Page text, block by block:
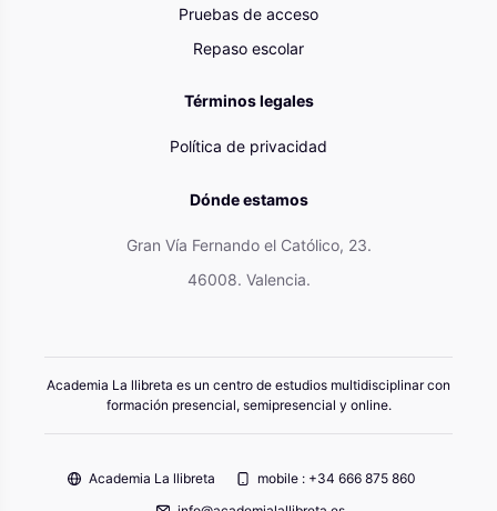
Pruebas de acceso
Repaso escolar
Términos legales
Política de privacidad
Dónde estamos
Gran Vía Fernando el Católico, 23.
46008. Valencia.
Academia La llibreta es un centro de estudios multidisciplinar con
formación presencial, semipresencial y online.
Academia La llibreta
mobile : +34 666 875 860